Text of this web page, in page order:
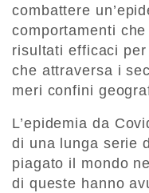
combattere
comportamenti
risultati efficaci
che attraversa i
meri confini
L’epidemia da
di una lunga serie
piagato il mondo
di queste hanno